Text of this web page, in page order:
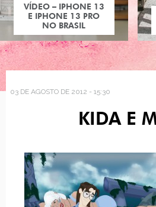
VÍDEO – IPHONE 13
E IPHONE 13 PRO
NO BRASIL
03 DE AGOSTO DE 2012 - 15:30
KIDA E